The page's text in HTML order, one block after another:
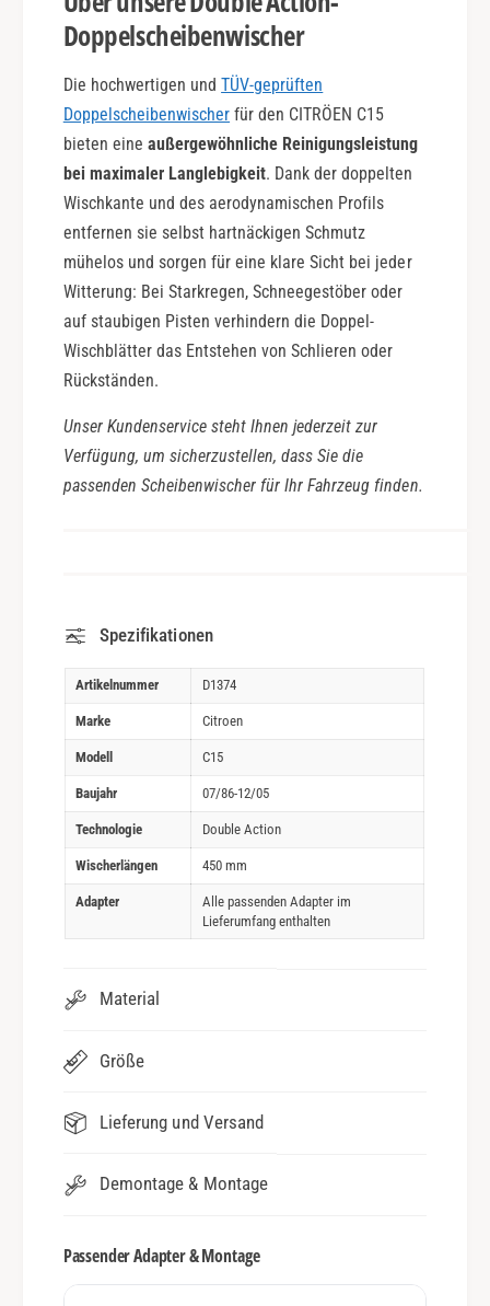
e
i
e
Doppelscheibenwischer
Die hochwertigen undTÜV-geprüften
Doppelscheibenwischer für den CITRÖEN C15
bieten eine außergewöhnliche Reinigungsleistung
bei maximaler Langlebigkeit. Dank der doppelten
Wischkante und des aerodynamischen Profils
entfernen sie selbst hartnäckigen Schmutz
mühelos und sorgen für eine klare Sicht bei jeder
Witterung: Bei Starkregen, Schneegestöber oder
auf staubigen Pisten verhindern die Doppel-
Wischblätter das Entstehen von Schlieren oder
Rückständen.
Unser Kundenservice steht Ihnen jederzeit zur
Verfügung, um sicherzustellen, dass Sie die
passenden Scheibenwischer für Ihr Fahrzeug finden.
Spezifikationen
Artikelnummer D1374
Marke Citroen
Modell C15
Baujahr 07/86-12/05
Technologie Double Action
Wischerlängen 450 mm
Adapter
Alle passenden Adapter im
Lieferumfang enthalten
Material
Größe
Lieferung und Versand
Demontage & Montage
Passender Adapter & Montage